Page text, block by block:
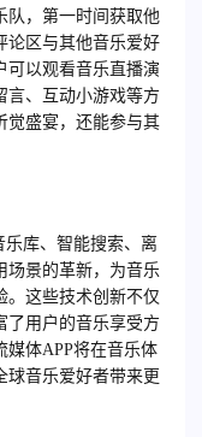
队，第一时间获取他
论区与其他音乐爱好
可以观看音乐直播演
言、互动小游戏等方
觉盛宴，还能参与其
乐库、智能搜索、离
场景的革新，为音乐
。这些技术创新不仅
了用户的音乐享受方
媒体APP将在音乐体
球音乐爱好者带来更